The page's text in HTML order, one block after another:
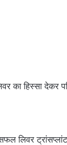
का हिस्सा देकर
लिवर ट्रांसप्लांट